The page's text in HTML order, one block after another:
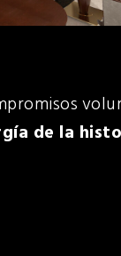
de la